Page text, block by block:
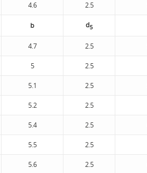
4.6 2.5
b d5
4.7 2.5
5 2.5
5.1 2.5
5.2 2.5
5.4 2.5
5.5 2.5
5.6 2.5